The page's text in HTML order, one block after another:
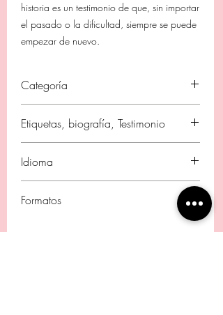
historia es un testimonio de que, sin importar
el pasado o la dificultad, siempre se puede
empezar de nuevo.
Categoría
Crecimiento Espiritual para Mujeres
Etiquetas, biografía, Testimonio
traumas, nuevos comienzos, fe
Idioma
Formatos